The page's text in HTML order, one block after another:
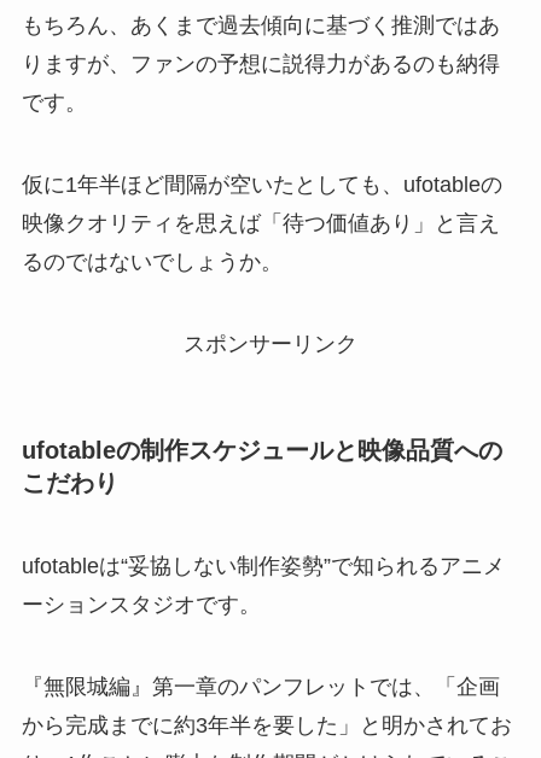
もちろん、あくまで過去傾向に基づく推測ではあ
りますが、ファンの予想に説得力があるのも納得
です。
仮に1年半ほど間隔が空いたとしても、ufotableの
映像クオリティを思えば「待つ価値あり」と言え
るのではないでしょうか。
スポンサーリンク
ufotableの制作スケジュールと映像品質への
こだわり
ufotableは“妥協しない制作姿勢”で知られるアニメ
ーションスタジオです。
『無限城編』第一章のパンフレットでは、「企画
から完成までに約3年半を要した」と明かされてお